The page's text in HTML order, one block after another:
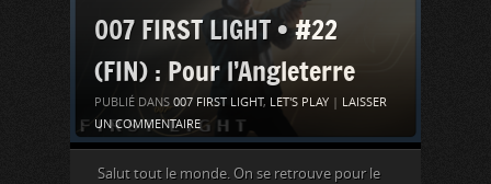
007 FIRST LIGHT • #22
(FIN) : Pour l’Angleterre
PUBLIÉ DANS 007 FIRST LIGHT, LET'S PLAY
LAISSER
UN COMMENTAIRE
Salut tout le monde. On se retrouve pour le